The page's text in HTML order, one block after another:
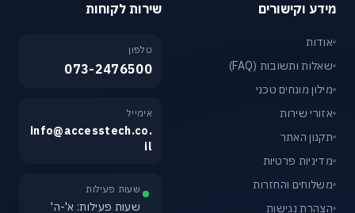
מידע וקישורים
אודות
שאלות ותשובות (FAQ)
מילון מונחים טכני
אזורי שירות
תקנון האתר
מדיניות פרטיות
משלוחים והחזרות
הצהרת נגישות
שירות לקוחות
טלפון
073-2476500
אימייל
info@accesstech.co.
il
שעות פעילות
שעות פעילות: א'-ה'